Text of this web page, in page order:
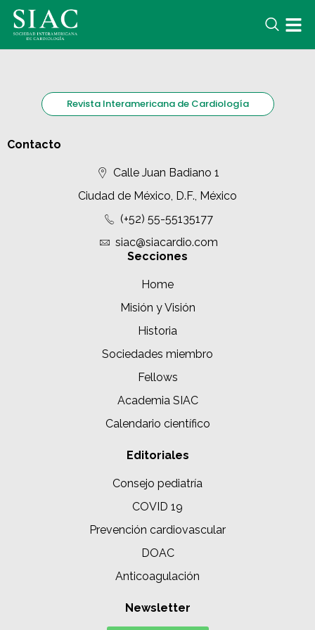
Revista Interamericana de Cardiología
Contacto
Calle Juan Badiano 1
Ciudad de México, D.F., México
(+52) 55-55135177
siac@siacardio.com
Secciones
Home
Misión y Visión
Historia
Sociedades miembro
Fellows
Academia SIAC
Calendario científico
Editoriales
Consejo pediatría
COVID 19
Prevención cardiovascular
DOAC
Anticoagulación
Newsletter